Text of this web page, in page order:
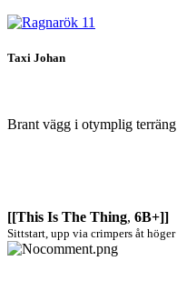
Taxi Johan
Brant vägg i otymplig
[[This Is The Thing, 6B+]]
Sittstart, upp via crimpers åt